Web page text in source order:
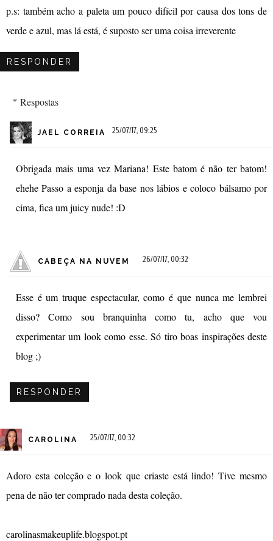
p.s: também acho a paleta um pouco difícil por causa dos tons de
verde e azul, mas lá está, é suposto ser uma coisa irreverente
RESPONDER
Respostas
JAEL CORREIA 25/07/17, 09:25
Obrigada mais uma vez Mariana! Este batom é não ter batom!
ehehe Passo a esponja da base nos lábios e coloco bálsamo por
cima, fica um juicy nude! :D
CABEÇA NA NUVEM 26/07/17, 00:32
Esse é um truque espectacular, como é que nunca me lembrei
disso? Como sou branquinha como tu, acho que vou
experimentar um look como esse. Só tiro boas inspirações deste
blog ;)
RESPONDER
CAROLINA 25/07/17, 00:32
Adoro esta coleção e o look que criaste está lindo! Tive mesmo
pena de não ter comprado nada desta coleção.
carolinasmakeuplife.blogspot.pt